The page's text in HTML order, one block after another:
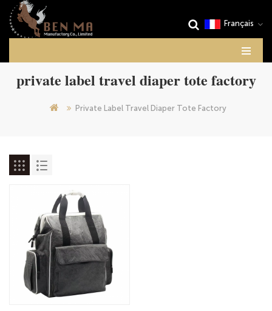
Français
private label travel diaper tote factory
Private Label Travel Diaper Tote Factory